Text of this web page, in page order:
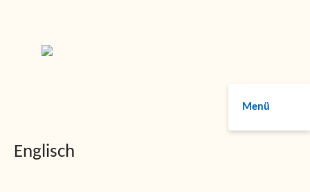
Menü
Englisch